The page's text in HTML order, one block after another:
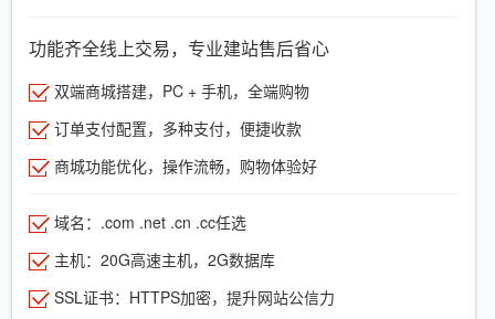
功能齐全线上交易，专业建站售后省心
双端商城搭建，PC + 手机，全端购物
订单支付配置，多种支付，便捷收款
商城功能优化，操作流畅，购物体验好
域名：.com .net .cn .cc任选
主机：20G高速主机，2G数据库
SSL证书：HTTPS加密，提升网站公信力